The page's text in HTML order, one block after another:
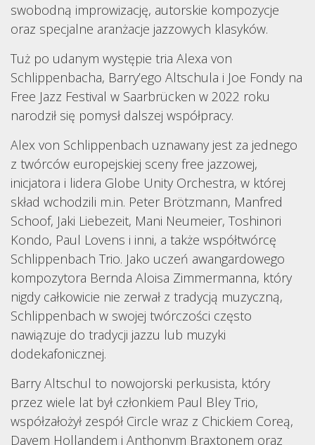
swobodną improwizację, autorskie kompozycje
oraz specjalne aranżacje jazzowych klasyków.
Tuż po udanym występie tria Alexa von
Schlippenbacha, Barry’ego Altschula i Joe Fondy na
Free Jazz Festival w Saarbrücken w 2022 roku
narodził się pomysł dalszej współpracy.
Alex von Schlippenbach uznawany jest za jednego
z twórców europejskiej sceny free jazzowej,
inicjatora i lidera Globe Unity Orchestra, w której
skład wchodzili m.in. Peter Brötzmann, Manfred
Schoof, Jaki Liebezeit, Mani Neumeier, Toshinori
Kondo, Paul Lovens i inni, a także współtwórcę
Schlippenbach Trio. Jako uczeń awangardowego
kompozytora Bernda Aloisa Zimmermanna, który
nigdy całkowicie nie zerwał z tradycją muzyczną,
Schlippenbach w swojej twórczości często
nawiązuje do tradycji jazzu lub muzyki
dodekafonicznej.
Barry Altschul to nowojorski perkusista, który
przez wiele lat był członkiem Paul Bley Trio,
współzałożył zespół Circle wraz z Chickiem Coreą,
Davem Hollandem i Anthonym Braxtonem oraz